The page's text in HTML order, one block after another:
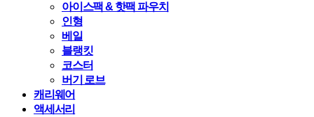
아이스팩 & 핫팩 파우치
인형
베일
블랭킷
코스터
버기 로브
캐리웨어
액세서리